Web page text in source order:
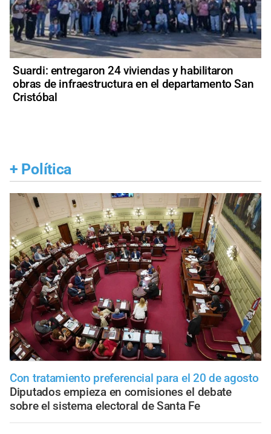
Suardi: entregaron 24 viviendas y habilitaron
obras de infraestructura en el departamento San
Cristóbal
+ Política
Con tratamiento preferencial para el 20 de agosto
Diputados empieza en comisiones el debate
sobre el sistema electoral de Santa Fe